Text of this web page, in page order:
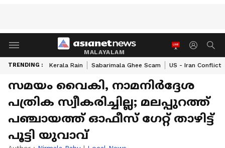
MALAYALAM
TRENDING : Kerala Rain Sabarimala Ghee Scam US - Iran Conflict
സമയം വൈകി, നാമനിർദ്ദേശ
പത്രിക സ്വീകരിച്ചില്ല; മലപ്പുറത്ത്
പഞ്ചായത്ത് ഓഫീസ് ഗേറ്റ് താഴിട്ട്
പൂട്ടി യുവാവ്